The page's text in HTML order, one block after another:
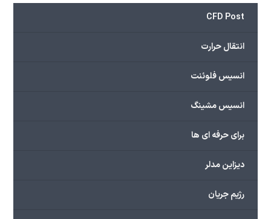
CFD Post
انتقال حرارت
انسیس فلوئنت
انسیس مشینگ
برای حرفه ای ها
دیزاین مدلر
رژیم جریان